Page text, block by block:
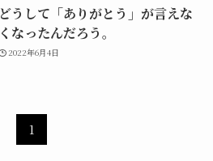
どうして「ありがとう」が言えな
くなったんだろう。
2022年6月4日
1